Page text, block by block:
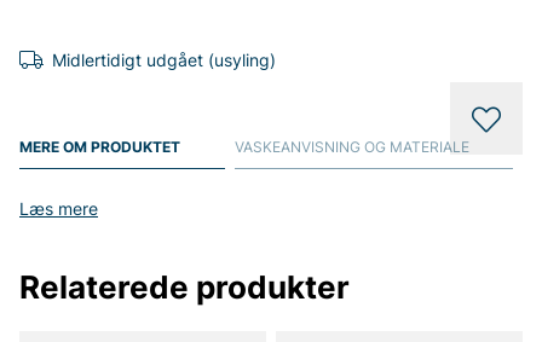
Midlertidigt udgået (usyling)
MERE OM PRODUKTET
Læs mere
VASKEANVISNING OG MATERIALE
Relaterede produkter